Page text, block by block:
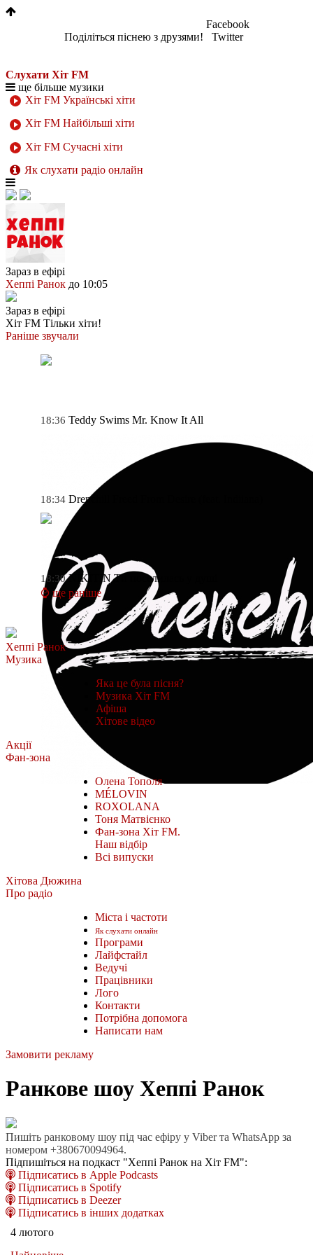
Поділіться піснею з друзями!
Facebook
Twitter
Слухати Хіт FM
ще більше музики
Хіт FM Українські хіти
Хіт FM Найбільші хіти
Хіт FM Сучасні хіти
Як слухати радіо онлайн
Зараз в ефірі
Хеппі Ранок до 10:05
Зараз в ефірі
Хіт FM Тільки хіти!
Раніше звучали
18:36 Teddy Swims Mr. Know It All
18:34 Drenchill
18:30 NIKITIN Ти поселилась у душі
⌚ ще раніше
Хеппі Ранок
Музика
Яка це була пісня?
Музика Хіт FM
Афіша
Хітове відео
Акції
Фан-зона
Олена Тополя
MÉLOVIN
ROXOLANA
Тоня Матвієнко
Фан-зона Хіт FM.
Наш відбір
Всі випуски
Хітова Дюжина
Про радіо
Міста і частоти
Як слухати онлайн
Програми
Лайфстайл
Ведучі
Працівники
Лого
Контакти
Потрібна допомога
Написати нам
Замовити рекламу
Ранкове шоу Хеппі Ранок
Пишіть ранковому шоу під час ефіру у Viber та WhatsApp за
номером +380670094964.
Підпишіться на подкаст "Хеппі Ранок на Хіт FM":
Підписатись в Apple Podcasts
Підписатись в Spotify
Підписатись в Deezer
Підписатись в інших додатках
4 лютого